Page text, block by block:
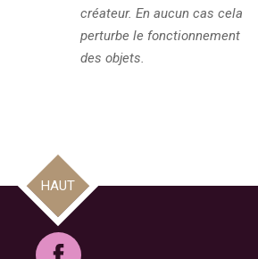
créateur. En aucun cas cela
perturbe le fonctionnement
des objets.
HAUT